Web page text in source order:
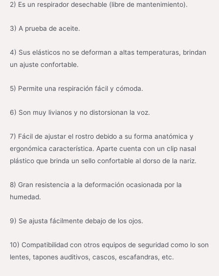
2) Es un respirador desechable (libre de mantenimiento).
3) A prueba de aceite.
4) Sus elásticos no se deforman a altas temperaturas, brindan
un ajuste confortable.
5) Permite una respiración fácil y cómoda.
6) Son muy livianos y no distorsionan la voz.
7) Fácil de ajustar el rostro debido a su forma anatómica y
ergonómica característica. Aparte cuenta con un clip nasal
plástico que brinda un sello confortable al dorso de la nariz.
8) Gran resistencia a la deformación ocasionada por la
humedad.
9) Se ajusta fácilmente debajo de los ojos.
10) Compatibilidad con otros equipos de seguridad como lo son
lentes, tapones auditivos, cascos, escafandras, etc.